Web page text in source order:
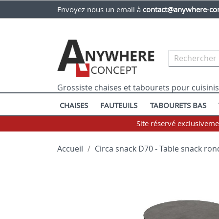
Envoyez nous un email à contact@anywhere-
Grossiste chaises et tabourets pour
CHAISES FAUTEUILS TABOURETS BAS
Site réservé
Accueil Circa snack D70 - Table snack